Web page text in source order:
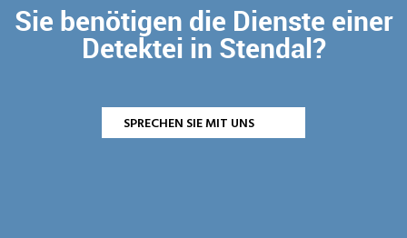
Sie benötigen die Dienste einer
Detektei in Stendal?
SPRECHEN SIE MIT UNS